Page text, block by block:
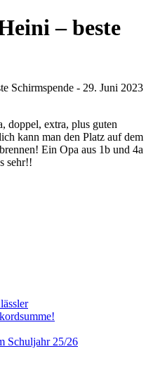
– beste
Schirmspende - 29. Juni 2023
doppel, extra, plus guten
kann man den Platz auf dem
Ein Opa aus 1b und 4a
sehr!!
Schuljahr 25/26